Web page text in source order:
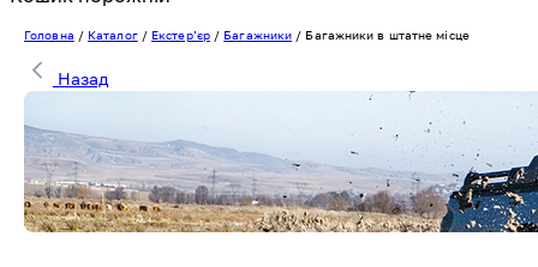
Головна / Каталог/ Екстерʼєр/ Багажники / Багажники в штатне місце
Назад